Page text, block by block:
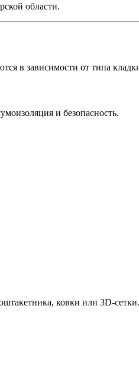
области.
в зависимости от типа
и безопасность.
ковки или 3D-сетки.